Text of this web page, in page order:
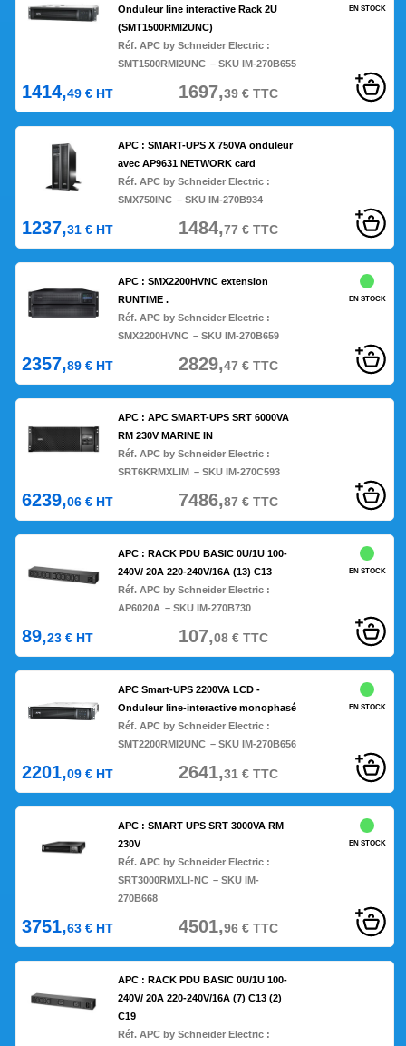
Onduleur line interactive Rack 2U
(SMT1500RMI2UNC)
Réf. APC by Schneider Electric :
SMT1500RMI2UNC – SKU IM-270B655
EN STOCK
1414,49 € HT 1697,39€TTC
APC : SMART-UPS X 750VA onduleur
avec AP9631 NETWORK card
Réf. APC by Schneider Electric :
SMX750INC – SKU IM-270B934
1237,31 € HT 1484,77 €TTC
APC : SMX2200HVNC extension
RUNTIME .
Réf. APC by Schneider Electric :
SMX2200HVNC – SKU IM-270B659
EN STOCK
2357,89 € HT 2829,47 €TTC
APC : APC SMART-UPS SRT 6000VA
RM 230V MARINE IN
Réf. APC by Schneider Electric :
SRT6KRMXLIM – SKU IM-270C593
6239,06 € HT 7486,87 €TTC
APC : RACK PDU BASIC 0U/1U 100-
240V/ 20A 220-240V/16A (13) C13
Réf. APC by Schneider Electric :
AP6020A – SKU IM-270B730
EN STOCK
89,23 € HT 107,08€TTC
APC Smart-UPS 2200VA LCD -
Onduleur line-interactive monophasé
Réf. APC by Schneider Electric :
SMT2200RMI2UNC – SKU IM-270B656
EN STOCK
2201,09 € HT 2641,31 €TTC
APC : SMART UPS SRT 3000VA RM
230V
Réf. APC by Schneider Electric :
SRT3000RMXLI-NC – SKU IM-
270B668
EN STOCK
3751,63 € HT 4501,96€TTC
APC : RACK PDU BASIC 0U/1U 100-
240V/ 20A 220-240V/16A (7) C13 (2)
C19
Réf. APC by Schneider Electric :